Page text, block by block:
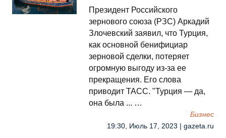
Президент Российского
зернового союза (РЗС) Аркадий
Злочевский заявил, что Турция,
как основной бенифициар
зерновой сделки, потеряет
огромную выгоду из-за ее
прекращения. Его слова
приводит ТАСС. "Турция — да,
она была ... …
Бизнес
19:30, Июль 17, 2023 | gazeta.ru